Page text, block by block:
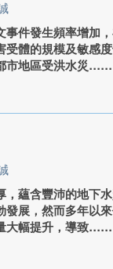
件發生頻率增加
體的規模及敏感
市地區受洪水災...
，蘊含豐沛的地下
展，然而多年以
大幅提升，導致...